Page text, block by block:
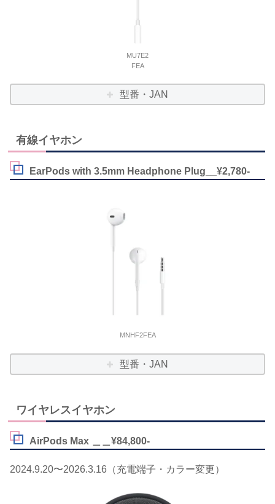
MU7E2
FEA
型番・JAN
有線イヤホン
EarPods with 3.5mm Headphone Plug__¥2,780-
MNHF2FEA
型番・JAN
ワイヤレスイヤホン
AirPods Max ＿＿¥84,800-
2024.9.20〜2026.3.16（充電端子・カラー変更）